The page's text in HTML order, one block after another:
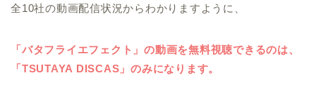
全10社の動画配信状況からわかりますように、
「バタフライエフェクト」の動画を無料視聴できるのは、
「TSUTAYA DISCAS」のみになります。